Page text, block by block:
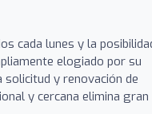
cada lunes y la
elogiado por su
y renovación de
y cercana elimina gran